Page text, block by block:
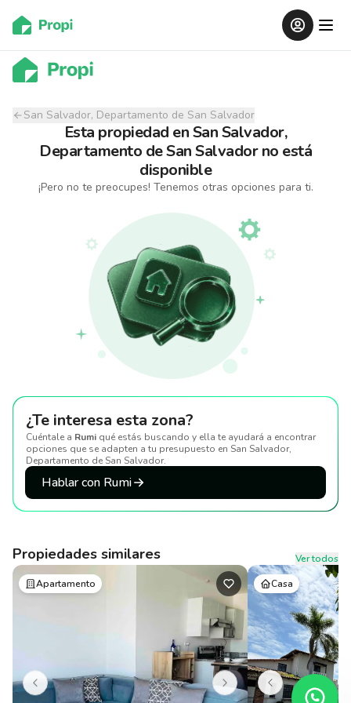
San Salvador, Departamento de San Salvador
Esta propiedad enSan Salvador,
Departamento de San Salvador no está
disponible
¡Pero no te preocupes! Tenemos otras opciones para ti.
¿Te interesa esta zona?
Cuéntale a Rumi qué estás buscando y ella te ayudará a encontrar
opciones que se adapten a tu presupuesto en San Salvador,
Departamento de San Salvador.
Hablar con Rumi
Propiedades similares
Ver todos
Apartamento
Casa